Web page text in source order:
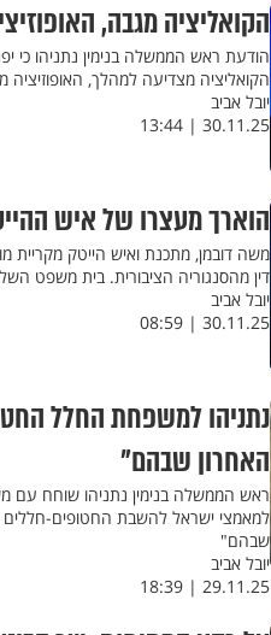
הקואליציה מגבה,
הודעת ראש הממשלה בנימין נתניהו כי
הקואליציה מצדיעה למהלך, האופוזיציה
יובל אביב
30.11.25 | 13:44
הוארך מעצרו של איש
משה דובמן, מתכנת ואיש הייטק מקריית
דין מהסנגוריה הציבורית. בית משפט
יובל אביב
30.11.25 | 08:59
נתניהו למשפחת החלל
האחרון שבהם"
ראש הממשלה בנימין נתניהו שוחח עם
למאמצי ישראל להשבת החטופים-חללים
שבהם"
יובל אביב
29.11.25 | 18:39